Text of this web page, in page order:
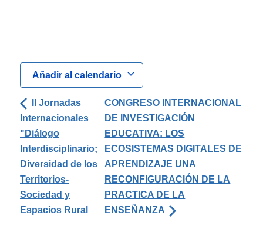
Añadir al calendario
II Jornadas
Internacionales
"Diálogo
Interdisciplinario;
Diversidad de los
Territorios-
Sociedad y
Espacios Rural
CONGRESO INTERNACIONAL
DE INVESTIGACIÓN
EDUCATIVA: LOS
ECOSISTEMAS DIGITALES DE
APRENDIZAJE UNA
RECONFIGURACIÓN DE LA
PRACTICA DE LA
ENSEÑANZA